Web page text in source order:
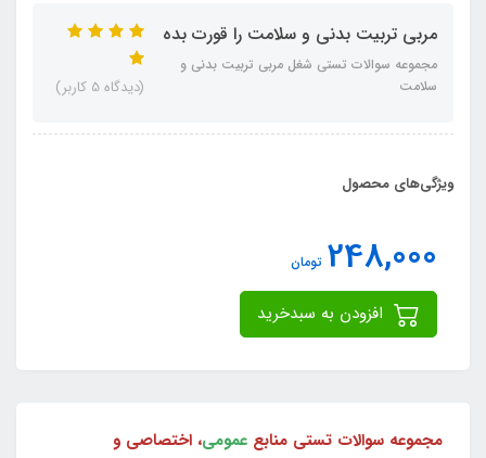
مربی تربیت بدنی و سلامت را قورت بده
مجموعه سوالات تستی شغل مربی تربیت بدنی و
سلامت
(دیدگاه 5 کاربر)
ویژگی‌های محصول
248,000 تومان
مجموعه سوالات تستی منابع عمومی، اختصاصی و